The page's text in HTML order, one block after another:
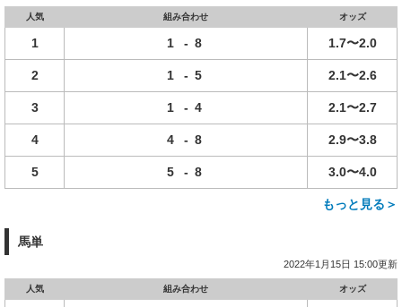
人気 組み合わせ オッズ
1 1 - 8 1.7〜2.0
2 1 - 5 2.1〜2.6
3 1 - 4 2.1〜2.7
4 4 - 8 2.9〜3.8
5 5 - 8 3.0〜4.0
もっと見る＞
馬単
2022年1月15日 15:00更新
人気 組み合わせ オッズ